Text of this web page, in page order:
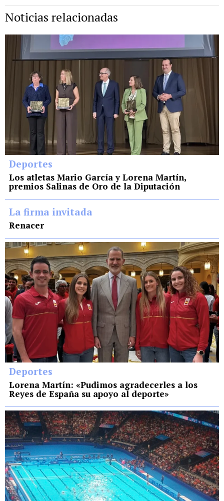
Noticias relacionadas
Deportes
Los atletas Mario García y Lorena Martín,
premios Salinas de Oro de la Diputación
La firma invitada
Renacer
Deportes
Lorena Martín: «Pudimos agradecerles a los
Reyes de España su apoyo al deporte»